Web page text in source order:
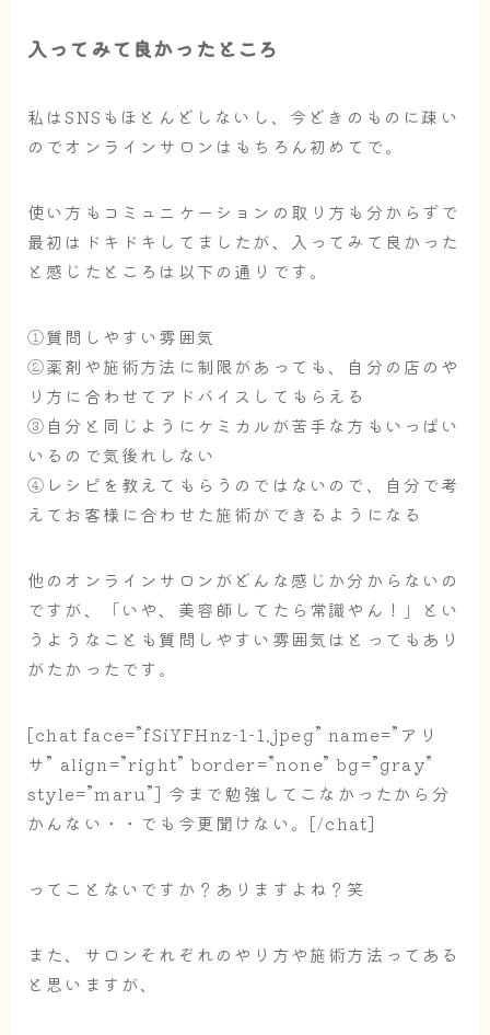
入ってみて良かったところ
私はSNSもほとんどしないし、今どきのものに疎い
のでオンラインサロンはもちろん初めてで。
使い方もコミュニケーションの取り方も分からずで
最初はドキドキしてましたが、入ってみて良かった
と感じたところは以下の通りです。
①質問しやすい雰囲気
②薬剤や施術方法に制限があっても、自分の店のや
り方に合わせてアドバイスしてもらえる
③自分と同じようにケミカルが苦手な方もいっぱい
いるので気後れしない
④レシピを教えてもらうのではないので、自分で考
えてお客様に合わせた施術ができるようになる
他のオンラインサロンがどんな感じか分からないの
ですが、「いや、美容師してたら常識やん！」とい
うようなことも質問しやすい雰囲気はとってもあり
がたかったです。
[chat face=”fSiYFHnz-1-1.jpeg” name=”アリ
サ” align=”right” border=”none” bg=”gray”
style=”maru”] 今まで勉強してこなかったから分
かんない・・でも今更聞けない。[/chat]
ってことないですか？ありますよね？笑
また、サロンそれぞれのやり方や施術方法ってある
と思いますが、